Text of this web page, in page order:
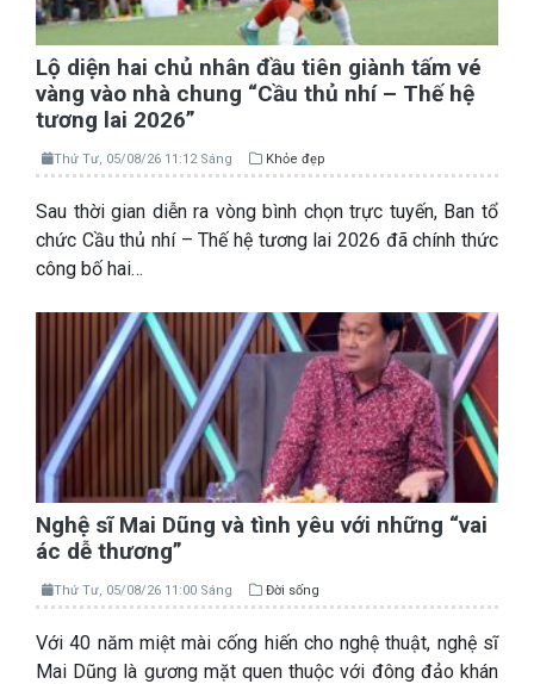
Lộ diện hai chủ nhân đầu tiên giành tấm vé
vàng vào nhà chung “Cầu thủ nhí – Thế hệ
tương lai 2026”
Thứ Tư, 05/08/26 11:12 Sáng Khỏe đẹp
Sau thời gian diễn ra vòng bình chọn trực tuyến, Ban tổ
chức Cầu thủ nhí – Thế hệ tương lai 2026 đã chính thức
công bố hai…
Nghệ sĩ Mai Dũng và tình yêu với những “vai
ác dễ thương”
Thứ Tư, 05/08/26 11:00 Sáng Đời sống
Với 40 năm miệt mài cống hiến cho nghệ thuật, nghệ sĩ
Mai Dũng là gương mặt quen thuộc với đông đảo khán